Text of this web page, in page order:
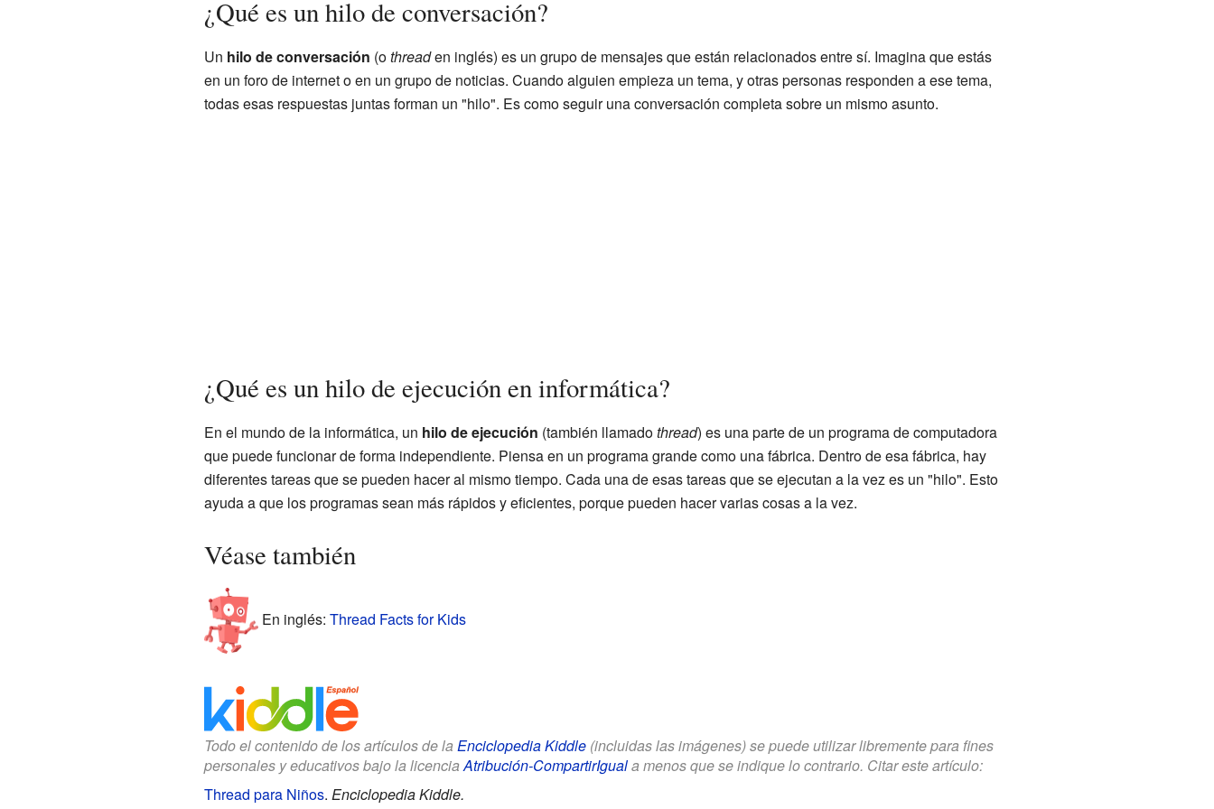
¿Qué es un hilo de conversación?
Un hilo de conversación (othreaden inglés) es un grupo de mensajes que están relacionados entre sí. Imagina que estás
en un foro de internet o en un grupo de noticias. Cuando alguien empieza un tema, y otras personas responden a ese tema,
todas esas respuestas juntas forman un "hilo". Es como seguir una conversación completa sobre un mismo asunto.
¿Qué es un hilo de ejecución en informática?
En el mundo de la informática, un hilo de ejecución (también llamadothread) es una parte de un programa de computadora
que puede funcionar de forma independiente. Piensa en un programa grande como una fábrica. Dentro de esa fábrica, hay
diferentes tareas que se pueden hacer al mismo tiempo. Cada una de esas tareas que se ejecutan a la vez es un "hilo". Esto
ayuda a que los programas sean más rápidos y eficientes, porque pueden hacer varias cosas a la vez.
Véase también
En inglés: Thread Facts for Kids
Todo el contenido de los artículos de la Enciclopedia Kiddle(incluidas las imágenes) se puede utilizar libremente para fines
personales y educativos bajo la licenciaAtribución-CompartirIguala menos que se indique lo contrario. Citar este artículo:
Thread para Niños. Enciclopedia Kiddle.